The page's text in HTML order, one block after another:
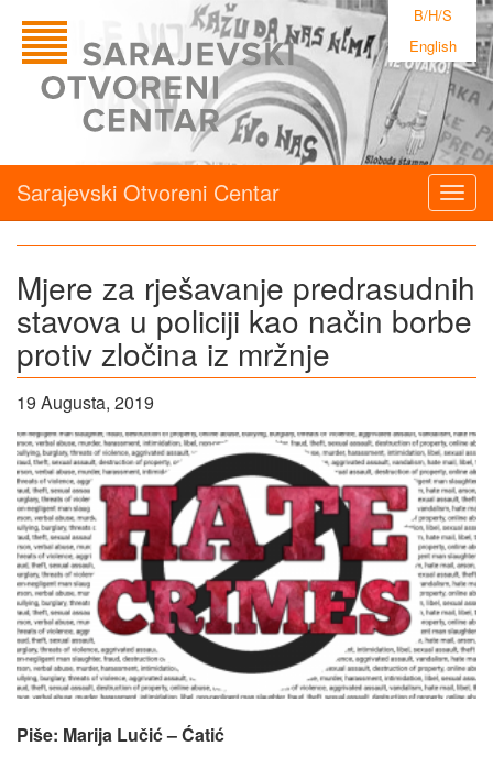
B/H/S
English
Sarajevski Otvoreni Centar
Mjere za rješavanje predrasudnih
stavova u policiji kao način borbe
protiv zločina iz mržnje
19 Augusta, 2019
Piše: Marija Lučić – Ćatić